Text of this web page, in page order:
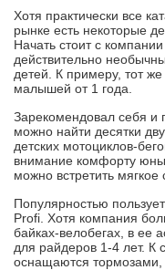
Хотя практически все
рынке есть некоторые
Начать стоит с
действительно
детей. К примеру, тот
малышей от 1 года.
Зарекомендовал себя и
можно найти десятки
детских мотоциклов-
внимание комфорту
можно встретить
Популярностью
Profi. Хотя компания
байках-велобегах, в ее
для райдеров 1-4 лет. К
оснащаются тормозами,